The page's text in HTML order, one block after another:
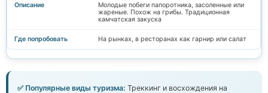
Молодые побеги папоротника, засоленные или
жареные. Похож на грибы. Традиционная
камчатская закуска
На рынках, в ресторанах как гарнир или салат
✅ Популярные виды туризма: Треккинг и восхождения на